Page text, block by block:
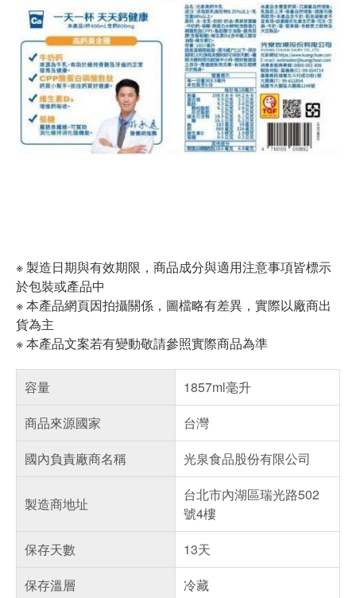
※ 製造日期與有效期限，商品成分與適用注意事項皆標示
於包裝或產品中
※ 本產品網頁因拍攝關係，圖檔略有差異，實際以廠商出
貨為主
※ 本產品文案若有變動敬請參照實際商品為準
容量
1857ml毫升
商品來源國家
台灣
國內負責廠商名稱
光泉食品股份有限公司
製造商地址
台北市內湖區瑞光路502
號4樓
保存天數
13天
保存溫層
冷藏